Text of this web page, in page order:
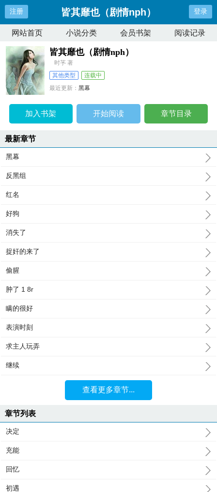
注册 皆其靡也（剧情nph） 登录
网站首页 小说分类 会员书架 阅读记录
皆其靡也（剧情nph）
时芧 著
其他类型
连载中
最近更新：黑幕
加入书架 开始阅读 章节目录
最新章节
黑幕
反黑组
红名
好狗
消失了
捉奸的来了
偷腥
肿了 1 8r
瞒的很好
表演时刻
求主人玩弄
继续
查看更多章节...
章节列表
决定
充能
回忆
初遇